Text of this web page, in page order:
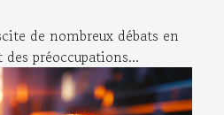
de nombreux débats en
préoccupations...